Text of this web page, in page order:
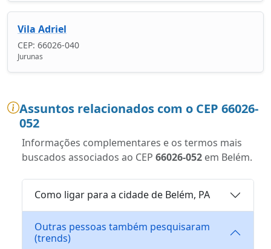
Vila Adriel
CEP: 66026-040
Jurunas
Assuntos relacionados com o CEP 66026-
052
Informações complementares e os termos mais
buscados associados ao CEP 66026-052 em Belém.
Como ligar para a cidade de Belém, PA
Outras pessoas também pesquisaram
(trends)